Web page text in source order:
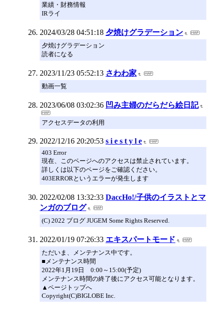
業績・財務情報
IRライ
2024/03/28 04:51:18 夕焼けグラデーション
夕焼けグラデーション
読者になる
2023/11/23 05:52:13 さわわ家
動画一覧
2023/06/08 03:02:36 凹み主婦のだらだら絵日記
アクセスデータの利用
2022/12/16 20:20:53 s i e s t y l e
403 Error
現在、このページへのアクセスは禁止されています。
詳しくは以下のページをご確認ください。
403ERRORというエラーが発生します
2022/02/08 13:32:33 DaccHo!/子供のイラストとマ
ンガのブログ
(C) 2022 ブログ JUGEM Some Rights Reserved.
2022/01/19 07:26:33 エキスパートモード
ただいま、メンテナンス中です。
■メンテナンス時間
2022年1月19日 0:00～15:00(予定)
メンテナンス時間の終了後にアクセス可能となります。
▲ページトップへ
Copyright(C)BIGLOBE Inc.